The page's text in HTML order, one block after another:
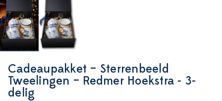
Cadeaupakket – Sterrenbeeld
Tweelingen – Redmer Hoekstra - 3-
delig